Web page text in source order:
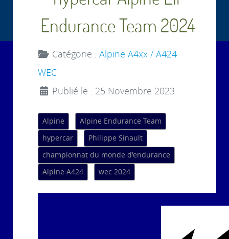
Endurance Team 2024
Catégorie : Alpine A4xx / A424
WEC
Publié le : 25 Novembre 2023
Alpine
Alpine Endurance Team
hypercar
Philippe Sinault
championnat du monde d'endurance
Alpine A424
wec 2024